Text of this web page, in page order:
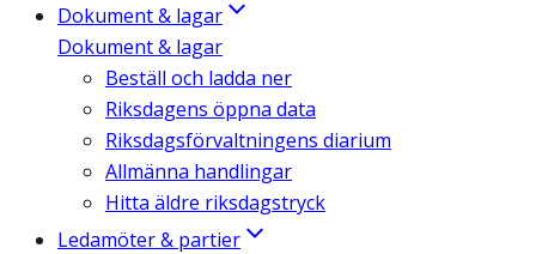
Dokument & lagar
Dokument & lagar
Beställ och ladda ner
Riksdagens öppna data
Riksdagsförvaltningens diarium
Allmänna handlingar
Hitta äldre riksdagstryck
Ledamöter & partier